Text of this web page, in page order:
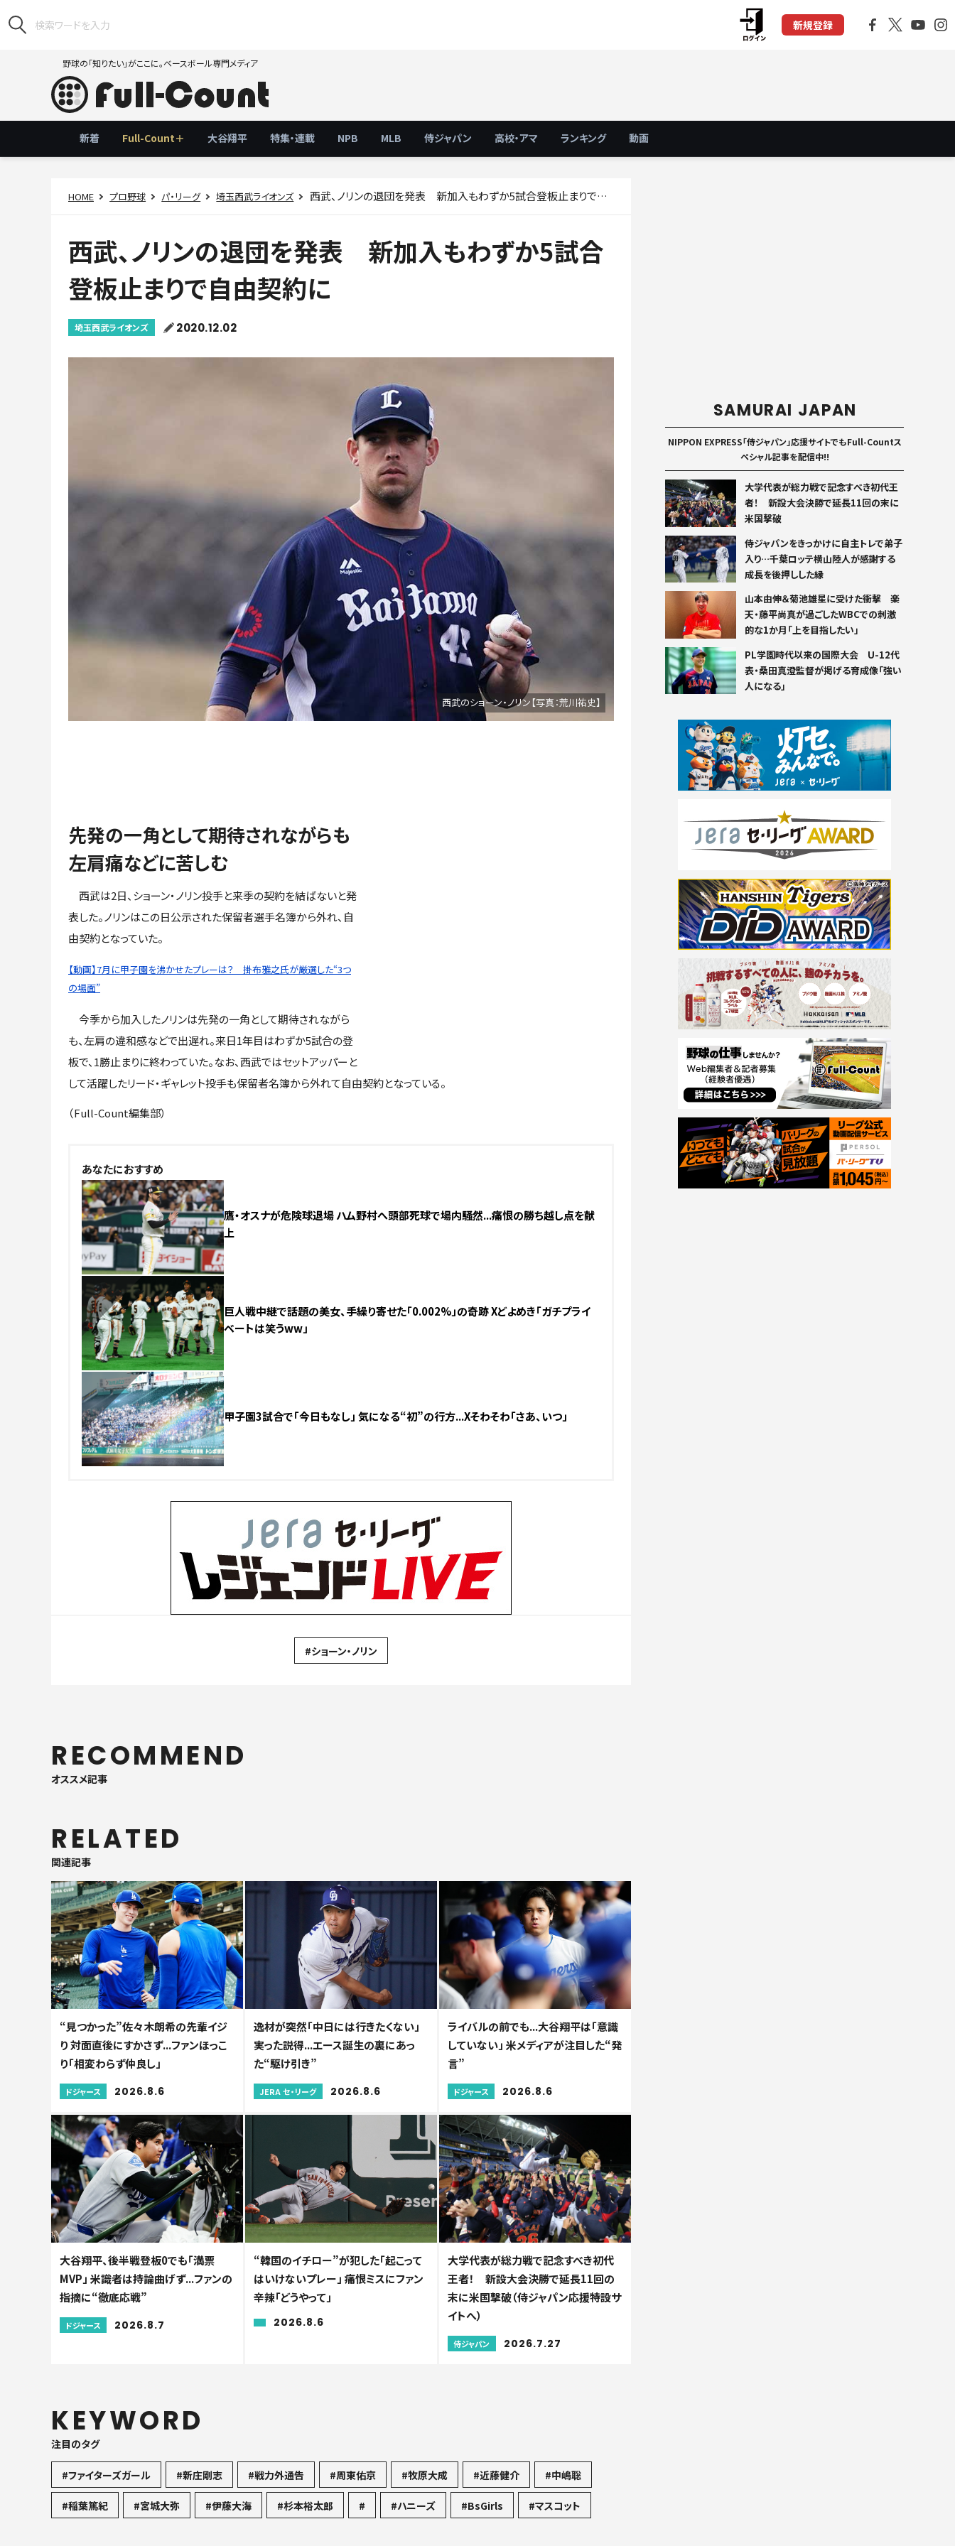
新規登録
野球の「知りたい」がここに。ベースボール専門メディア
新着 Full-Count＋ 大谷翔平 特集・連載 NPB MLB 侍ジャパン 高校・アマ ランキング 動画
HOME プロ野球 パ・リーグ 埼玉西武ライオンズ 西武、ノリンの退団を発表 新加入もわずか5試合登板止まりで自由契約に
西武、ノリンの退団を発表 新加入もわずか5試合
登板止まりで自由契約に
埼玉西武ライオンズ 2020.12.02
西武のショーン・ノリン【写真：荒川祐史】
先発の一角として期待されながらも
左肩痛などに苦しむ
西武は2日、ショーン・ノリン投手と来季の契約を結ばないと発
表した。ノリンはこの日公示された保留者選手名簿から外れ、自
由契約となっていた。
【動画】7月に甲子園を沸かせたプレーは？ 掛布雅之氏が厳選した“3つ
の場面”
今季から加入したノリンは先発の一角として期待されながら
も、左肩の違和感などで出遅れ。来日1年目はわずか5試合の登
板で、1勝止まりに終わっていた。なお、西武ではセットアッパーと
して活躍したリード・ギャレット投手も保留者名簿から外れて自由契約となっている。
（Full-Count編集部）
あなたにおすすめ
鷹・オスナが危険球退場 ハム野村へ頭部死球で場内騒然...痛恨の勝ち越し点を献
上
巨人戦中継で話題の美女、手繰り寄せた「0.002%」の奇跡 Xどよめき「ガチプライ
ベートは笑うww」
甲子園3試合で「今日もなし」 気になる“初”の行方...Xそわそわ「さあ、いつ」
#ショーン・ノリン
RECOMMEND
オススメ記事
RELATED
関連記事
“見つかった”佐々木朗希の先輩イジ
り 対面直後にすかさず...ファンほっこ
り「相変わらず仲良し」
ドジャース 2026.8.6
逸材が突然「中日には行きたくない」
実った説得...エース誕生の裏にあっ
た“駆け引き”
JERA セ・リーグ 2026.8.6
ライバルの前でも...大谷翔平は「意識
していない」 米メディアが注目した“発
言”
ドジャース 2026.8.6
大谷翔平、後半戦登板0でも「満票
MVP」 米識者は持論曲げず...ファンの
指摘に“徹底応戦”
ドジャース 2026.8.7
“韓国のイチロー”が犯した「起こって
はいけないプレー」 痛恨ミスにファン
辛辣「どうやって」
2026.8.6
大学代表が総力戦で記念すべき初代
王者！ 新設大会決勝で延長11回の
末に米国撃破（侍ジャパン応援特設サ
イトへ）
侍ジャパン 2026.7.27
KEYWORD
注目のタグ
#ファイターズガール #新庄剛志 #戦力外通告 #周東佑京 #牧原大成 #近藤健介 #中嶋聡
#稲葉篤紀 #宮城大弥 #伊藤大海 #杉本裕太郎 # #ハニーズ #BsGirls #マスコット
SAMURAI JAPAN
NIPPON EXPRESS「侍ジャパン」応援サイトでもFull-Countス
ペシャル記事を配信中!!
大学代表が総力戦で記念すべき初代王
者！ 新設大会決勝で延長11回の末に
米国撃破
侍ジャパンをきっかけに自主トレで弟子
入り…千葉ロッテ横山陸人が感謝する
成長を後押しした縁
山本由伸＆菊池雄星に受けた衝撃 楽
天・藤平尚真が過ごしたWBCでの刺激
的な1か月「上を目指したい」
PL学園時代以来の国際大会 U-12代
表・桑田真澄監督が掲げる育成像「強い
人になる」